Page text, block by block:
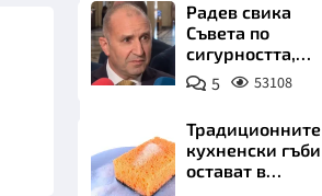
ХРАНА
Радев свика
Съвета по
сигурността,
следва ключово
изявление
5 53108
Традиционните
кухненски гъби
остават в